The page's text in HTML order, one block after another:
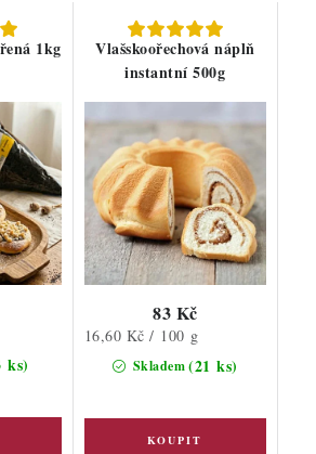
1kg
ks)
Vlašskoořechová náplň
instantní 500g
Skladem(21 ks)
83 Kč
Měrná
cena:
16,60 Kč / 100 g